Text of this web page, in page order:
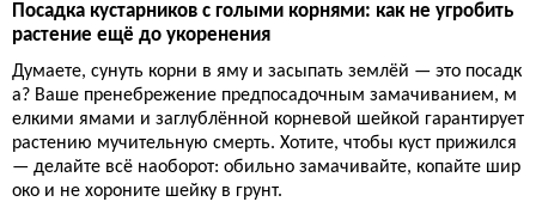
Посадка кустарников с голыми корнями: как не угробить
растение ещё до укоренения
Думаете, сунуть корни в яму и засыпать землёй — это посадк
а? Ваше пренебрежение предпосадочным замачиванием, м
елкими ямами и заглублённой корневой шейкой гарантирует
растению мучительную смерть. Хотите, чтобы куст прижился
— делайте всё наоборот: обильно замачивайте, копайте шир
око и не хороните шейку в грунт.